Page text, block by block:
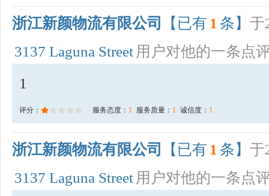
浙江新颜物流有限公司 【已有 1 条】 于
3137 Laguna Street 用户对他的一条点
1
评分： 服务态度： 1 服务质量： 1 诚信度： 1
浙江新颜物流有限公司 【已有 1 条】 于
3137 Laguna Street 用户对他的一条点